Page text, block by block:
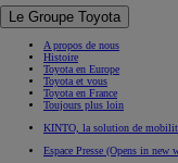
Le Groupe Toyota
A propos de nous
Histoire
Toyota en Europe
Toyota et vous
Toyota en France
Toujours plus loin
KINTO, la solution de
Espace Presse (Opens in new